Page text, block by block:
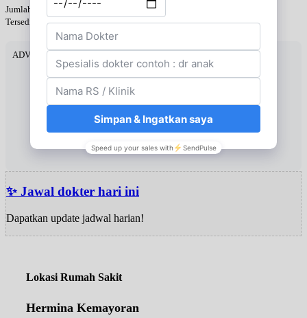
Jumlah dokter 1
Tersedia jadwal hari ini
ADVERTISEMENT
✨ Jawal dokter hari ini
Dapatkan update jadwal harian!
Lokasi Rumah Sakit
Hermina Kemayoran